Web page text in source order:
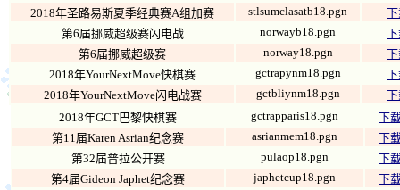
2018年圣路易斯夏季经典赛A组加赛
stlsumclasatb18.pgn
第6届挪威超级赛闪电战
norwayb18.pgn
第6届挪威超级赛
norway18.pgn
2018年YourNextMove快棋赛
gctrapynm18.pgn
2018年YourNextMove闪电战赛
gctbliynm18.pgn
2018年GCT巴黎快棋赛
gctrapparis18.pgn
下
第11届Karen Asrian纪念赛
asrianmem18.pgn
下
第32届普拉公开赛
pulaop18.pgn
下
第4届Gideon Japhet纪念赛
japhetcup18.pgn
下